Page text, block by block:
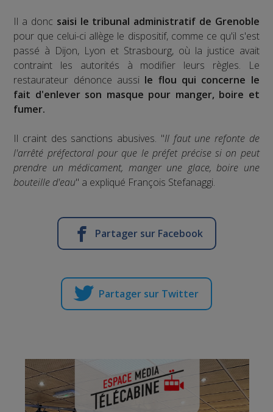
Il a donc saisi le tribunal administratif de Grenoble
pour que celui-ci allège le dispositif, comme ce qu'il s'est
passé à Dijon, Lyon et Strasbourg, où la justice avait
contraint les autorités à modifier leurs règles. Le
restaurateur dénonce aussi le flou qui concerne le
fait d'enlever son masque pour manger, boire et
fumer.
Il craint des sanctions abusives. "Il faut une refonte de
l'arrêté préfectoral pour que le préfet précise si on peut
prendre un médicament, manger une glace, boire une
bouteille d'eau" a expliqué François Stefanaggi.
Partager sur Facebook
Partager sur Twitter